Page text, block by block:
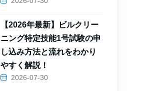
【2026年最新】ビルクリー
ニング特定技能1号試験の申
し込み方法と流れをわかり
やすく解説！
2026-07-30